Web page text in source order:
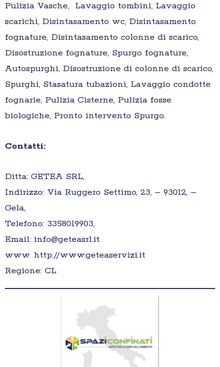
Pulizia Vasche, Lavaggio tombini, Lavaggio
scarichi, Disintasamento wc, Disintasamento
fognature, Disintasamento colonne di scarico,
Disostruzione fognature, Spurgo fognature,
Autospurghi, Disostruzione di colonne di scarico,
Spurghi, Stasatura tubazioni, Lavaggio condotte
fognarie, Pulizia Cisterne, Pulizia fosse
biologiche, Pronto intervento Spurgo.
Contatti:
Ditta: GETEA SRL,
Indirizzo: Via Ruggero Settimo, 23, – 93012, –
Gela,
Telefono: 3358019903,
Email: info@geteasrl.it
www. http://www.geteaservizi.it
Regione: CL